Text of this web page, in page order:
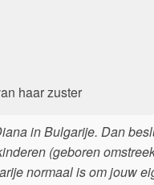
haar zuster
in Bulgarije. Dan
(geboren
normaal is om jouw